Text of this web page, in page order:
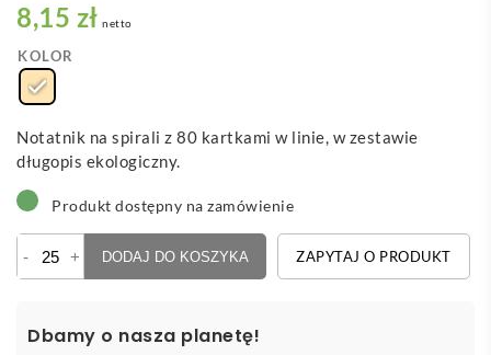
8,15 zł netto
KOLOR
Notatnik na spirali z 80 kartkami w linie, w zestawie
długopis ekologiczny.
Produkt dostępny na zamówienie
-
Zuke
+ DODAJ DO KOSZYKA ZAPYTAJ O PRODUKT
Dbamy o nasza planetę!